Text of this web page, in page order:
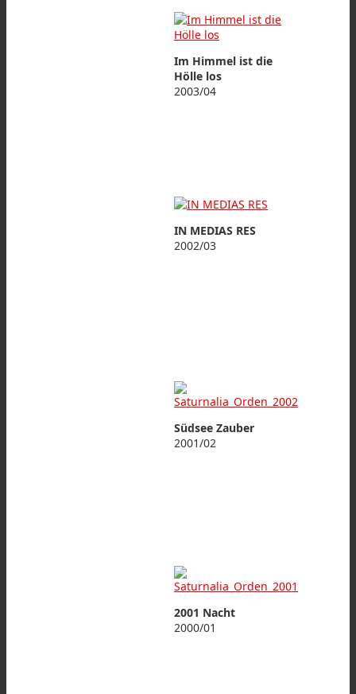
Im Himmel ist die
Hölle los
2003/04
IN MEDIAS RES
2002/03
Südsee Zauber
2001/02
2001 Nacht
2000/01